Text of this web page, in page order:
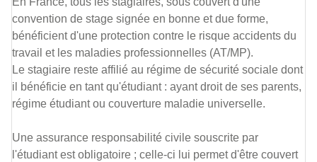
convention de stage signée en bonne et due forme,
bénéficient d'une protection contre le risque accidents du
travail et les maladies professionnelles (AT/MP).
Le stagiaire reste affilié au régime de sécurité sociale dont
il bénéficie en tant qu'étudiant : ayant droit de ses parents,
régime étudiant ou couverture maladie universelle.
Une assurance responsabilité civile souscrite par
l'étudiant est obligatoire ; celle-ci lui permet d'être couvert